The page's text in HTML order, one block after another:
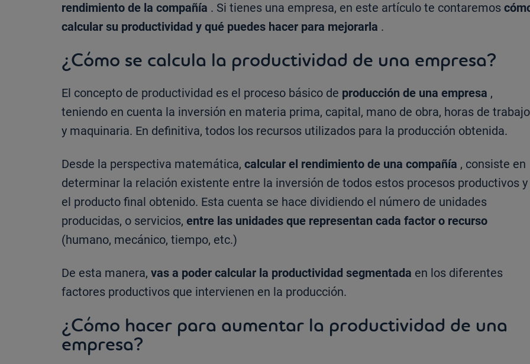
rendimiento de la compañía . Si tienes una empresa, en este artículo te contaremos
calcular su productividad y qué puedes hacer para mejorarla .
¿Cómo se calcula la productividad de una empresa?
El concepto de productividad es el proceso básico de producción de una empresa ,
teniendo en cuenta la inversión en materia prima, capital, mano de obra, horas de trabajo
y maquinaria. En definitiva, todos los recursos utilizados para la producción obtenida.
Desde la perspectiva matemática, calcular el rendimiento de una compañía , consiste en
determinar la relación existente entre la inversión de todos estos procesos productivos y
el producto final obtenido. Esta cuenta se hace dividiendo el número de unidades
producidas, o servicios, entre las unidades que representan cada factor o recurso
(humano, mecánico, tiempo, etc.)
De esta manera, vas a poder calcular la productividad segmentada en los diferentes
factores productivos que intervienen en la producción.
¿Cómo hacer para aumentar la productividad de una
empresa?